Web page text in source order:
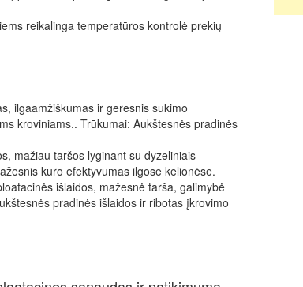
reikalinga temperatūros kontrolė prekių
ilgaamžiškumas ir geresnis sukimo
kroviniams.. Trūkumai: Aukštesnės pradinės
mažiau taršos lyginant su dyzeliniais
kuro efektyvumas ilgose kelionėse.
išlaidos, mažesnė tarša, galimybė
pradinės išlaidos ir ribotas įkrovimo